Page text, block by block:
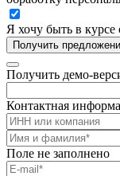
Я хочу быть в
Получить
Получить демо-
Контактная
Поле не заполнено